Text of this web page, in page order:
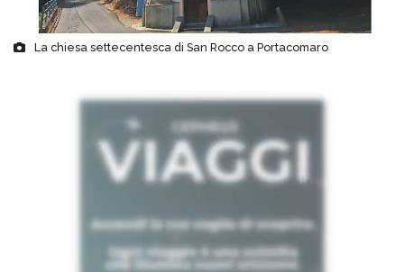
La chiesa settecentesca di San Rocco a Portacomaro